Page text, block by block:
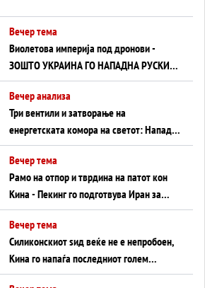
Вечер тема
Виолетова империја под дронови -
ЗОШТО УКРАИНА ГО НАПАДНА РУСКИОТ
WILDBERRIES
Вечер анализа
Три вентили и затворање на
енергетската комора на светот: Нападот
во Суец најавува глобален енергетски
инфаркт?
Вечер тема
Рамо на отпор и тврдина на патот кон
Кина - Пекинг го подготвува Иран за
американска копнена инвазија
Вечер тема
Силиконскиот ѕид веќе не е непробоен,
Кина го напаѓа последниот голем
монопол на Западот?